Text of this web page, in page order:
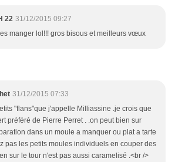
22 31/12/2015 09:27
manger lol!!! gros bisous et meilleurs vœux
31/12/2015 07:33
"flans"que j'appelle Milliassine .je crois que
préféré de Pierre Perret . .on peut bien sur
dans un moule a manquer ou plat a tarte
pas les petits moules individuels en couper des
sur le tour n'est pas aussi caramelisé .<br />